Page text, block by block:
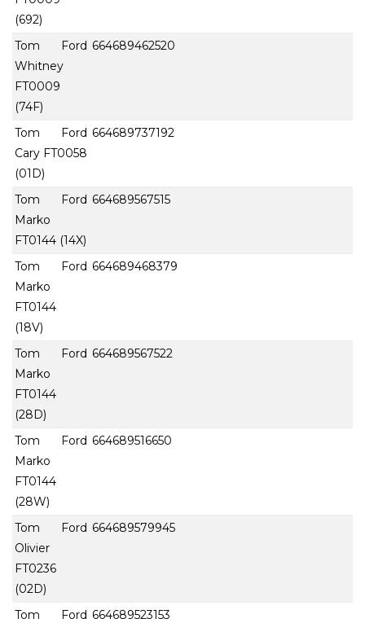
(692)
Tom Ford
Whitney
FT0009
(74F)
664689462520
Tom Ford
Cary FT0058
(01D)
664689737192
Tom Ford
Marko
FT0144 (14X)
664689567515
Tom Ford
Marko
FT0144
(18V)
664689468379
Tom Ford
Marko
FT0144
(28D)
664689567522
Tom Ford
Marko
FT0144
(28W)
664689516650
Tom Ford
Olivier
FT0236
(02D)
664689579945
Tom Ford 664689523153